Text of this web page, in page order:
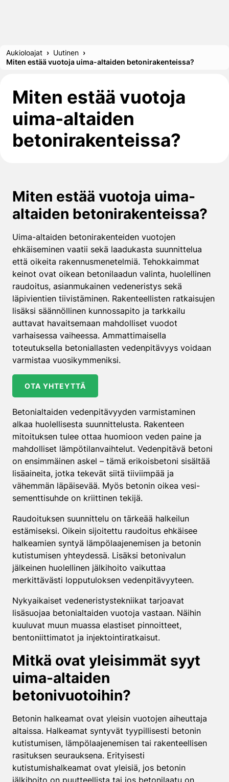
Aukioloajat
Uutinen
Miten estää vuotoja uima-altaiden betonirakenteissa?
Miten estää vuotoja
uima-altaiden
betonirakenteissa?
Miten estää vuotoja uima-
altaiden betonirakenteissa?
Uima-altaiden betonirakenteiden vuotojen
ehkäiseminen vaatii sekä laadukasta suunnittelua
että oikeita rakennusmenetelmiä. Tehokkaimmat
keinot ovat oikean betonilaadun valinta, huolellinen
raudoitus, asianmukainen vedeneristys sekä
läpivientien tiivistäminen. Rakenteellisten ratkaisujen
lisäksi säännöllinen kunnossapito ja tarkkailu
auttavat havaitsemaan mahdolliset vuodot
varhaisessa vaiheessa. Ammattimaisella
toteutuksella betoniallasten vedenpitävyys voidaan
varmistaa vuosikymmeniksi.
OTA YHTEYTTÄ
Betonialtaiden vedenpitävyyden varmistaminen
alkaa huolellisesta suunnittelusta. Rakenteen
mitoituksen tulee ottaa huomioon veden paine ja
mahdolliset lämpötilanvaihtelut. Vedenpitävä betoni
on ensimmäinen askel – tämä erikoisbetoni sisältää
lisäaineita, jotka tekevät siitä tiiviimpää ja
vähemmän läpäisevää. Myös betonin oikea vesi-
sementtisuhde on kriittinen tekijä.
Raudoituksen suunnittelu on tärkeää halkeilun
estämiseksi. Oikein sijoitettu raudoitus ehkäisee
halkeamien syntyä lämpölaajenemisen ja betonin
kutistumisen yhteydessä. Lisäksi betonivalun
jälkeinen huolellinen jälkihoito vaikuttaa
merkittävästi lopputuloksen vedenpitävyyteen.
Nykyaikaiset vedeneristystekniikat tarjoavat
lisäsuojaa betonialtaiden vuotoja vastaan. Näihin
kuuluvat muun muassa elastiset pinnoitteet,
bentoniittimatot ja injektointiratkaisut.
Mitkä ovat yleisimmät syyt
uima-altaiden
betonivuotoihin?
Betonin halkeamat ovat yleisin vuotojen aiheuttaja
altaissa. Halkeamat syntyvät tyypillisesti betonin
kutistumisen, lämpölaajenemisen tai rakenteellisen
rasituksen seurauksena. Erityisesti
kutistumishalkeamat ovat yleisiä, jos betonin
jälkihoito on puutteellista tai jos betonilaatu on